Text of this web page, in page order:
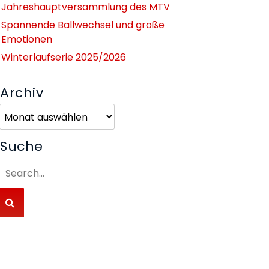
Jahreshauptversammlung des MTV
Spannende Ballwechsel und große
Emotionen
Winterlaufserie 2025/2026
Archiv
Suche